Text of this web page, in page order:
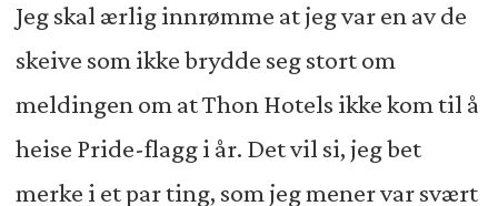
Jeg skal ærlig innrømme at jeg var en av de
skeive som ikke brydde seg stort om
meldingen om at Thon Hotels ikke kom til å
heise Pride-flagg i år. Det vil si, jeg bet
merke i et par ting, som jeg mener var svært